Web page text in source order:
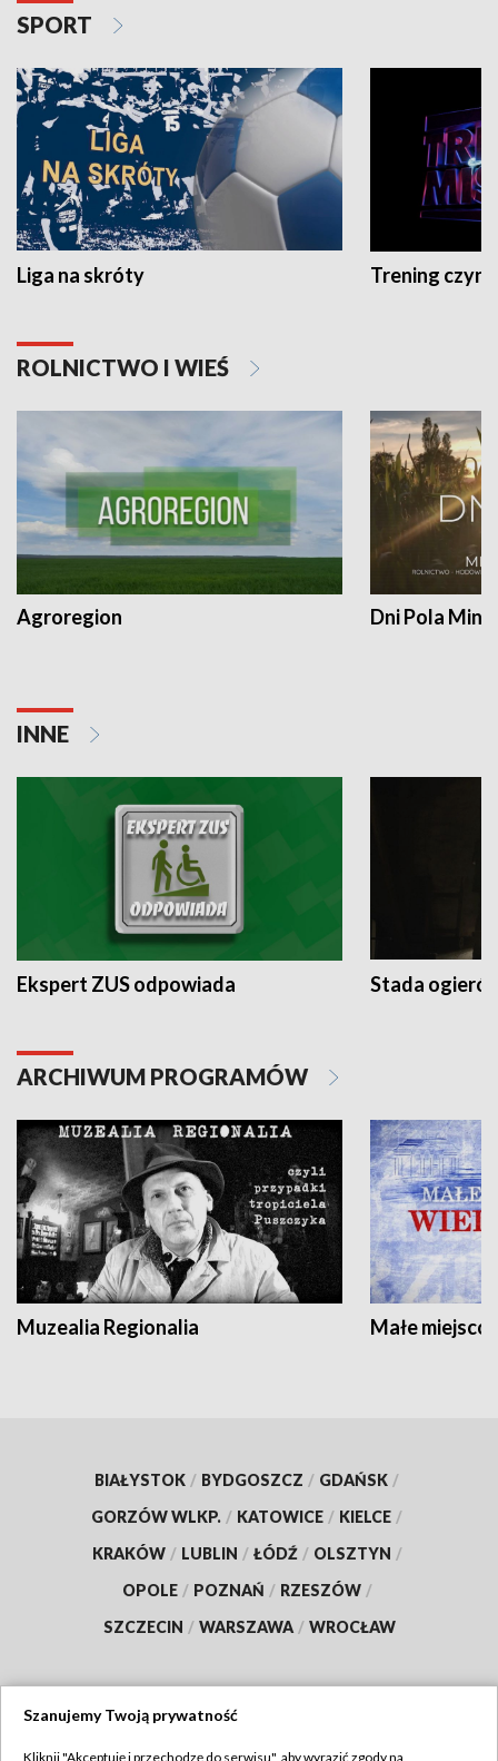
SPORT
Liga na skróty Trening czyni
ROLNICTWO I WIEŚ
Agroregion Dni Pola
INNE
Ekspert ZUS odpowiada Stada
ARCHIWUM PROGRAMÓW
Muzealia Regionalia Małe
BIAŁYSTOK / BYDGOSZCZ / GDAŃSK /
GORZÓW WLKP. / KATOWICE / KIELCE /
KRAKÓW / LUBLIN / ŁÓDŹ / OLSZTYN /
OPOLE / POZNAŃ / RZESZÓW /
SZCZECIN / WARSZAWA / WROCŁAW
Szanujemy Twoją prywatność
Kliknij "Akceptuję i przechodzę do serwisu", aby wyrazić zgody na